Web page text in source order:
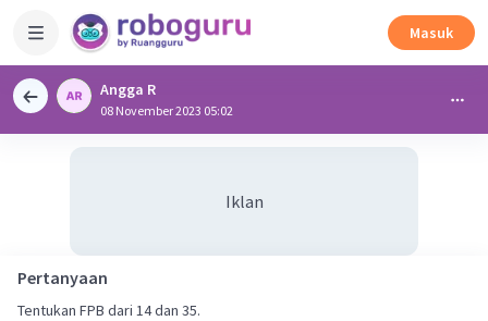
Masuk
Angga R
08 November 2023 05:02
Iklan
Pertanyaan
Tentukan FPB dari 14 dan 35.